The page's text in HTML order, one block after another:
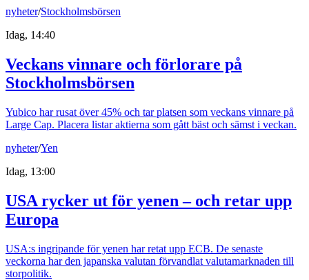
nyheter/Stockholmsbörsen
Idag, 14:40
Veckans vinnare och förlorare på
Stockholmsbörsen
Yubico har rusat över 45% och tar platsen som veckans vinnare på
Large Cap. Placera listar aktierna som gått bäst och sämst i veckan.
nyheter/Yen
Idag, 13:00
USA rycker ut för yenen – och retar upp
Europa
USA:s ingripande för yenen har retat upp ECB. De senaste
veckorna har den japanska valutan förvandlat valutamarknaden till
storpolitik.